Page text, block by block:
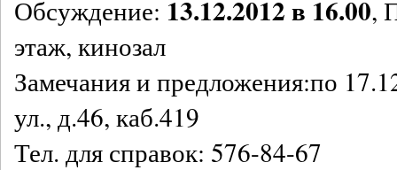
Обсуждение: 13.12.2012 в 16.00,
этаж, кинозал
Замечания и предложения:по
ул., д.46, каб.419
Тел. для справок: 576-84-67